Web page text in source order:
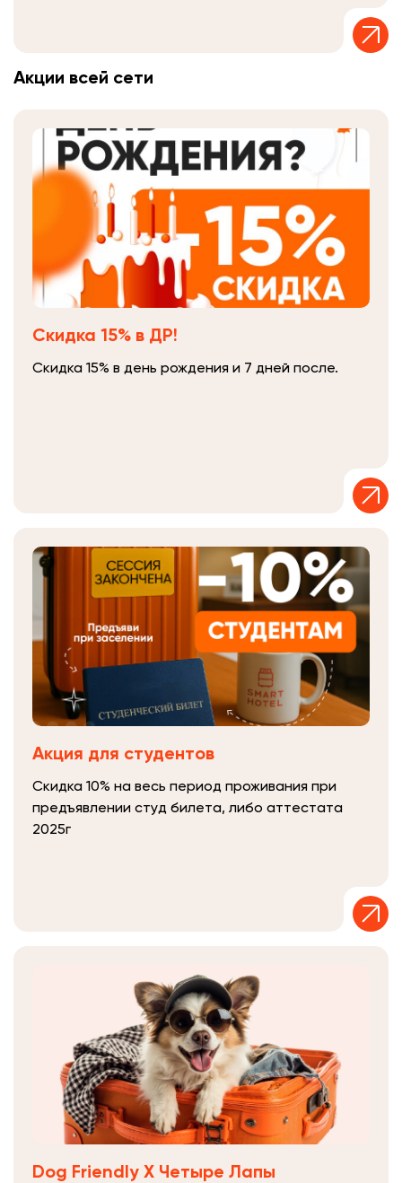
Акции всей сети
Скидка 15% в ДР!
Скидка 15% в день рождения и 7 дней после.
Акция для студентов
Скидка 10% на весь период проживания при
предъявлении студ билета, либо аттестата
2025г
Dog Friendly Х Четыре Лапы